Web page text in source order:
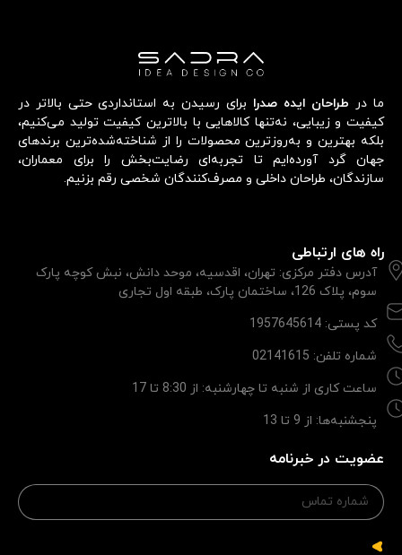
ما در طراحان ایده صدرا برای رسیدن به استانداردی حتی بالاتر در
کیفیت و زیبایی، نه‌تنها کالاهایی با بالاترین کیفیت تولید می‌کنیم،
بلکه بهترین و به‌روزترین محصولات را از شناخته‌شده‌ترین برندهای
جهان گرد آورده‌ایم تا تجربه‌ای رضایت‌بخش را برای معماران،
سازندگان، طراحان داخلی و مصرف‌کنندگان شخصی رقم بزنیم.
راه های ارتباطی
آدرس دفتر مرکزی: تهران، اقدسیه، موحد دانش، نبش کوچه پارک
سوم، پلاک 126، ساختمان پارک، طبقه اول تجاری
کد پستی: 1957645614
شماره تلفن: 02141615
ساعت کاری از شنبه تا چهارشنبه: از 8:30 تا 17
پنجشنبه‌ها: از 9 تا 13
عضویت در خبرنامه